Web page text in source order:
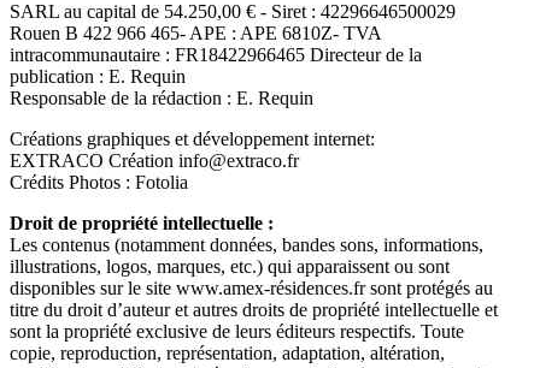
SARL au capital de 54.250,00 € - Siret : 42296646500029
Rouen B 422 966 465- APE : APE 6810Z- TVA
intracommunautaire : FR18422966465 Directeur de la
publication : E. Requin
Responsable de la rédaction : E. Requin
Créations graphiques et développement internet:
EXTRACO Création info@extraco.fr
Crédits Photos : Fotolia
Droit de propriété intellectuelle :
Les contenus (notamment données, bandes sons, informations,
illustrations, logos, marques, etc.) qui apparaissent ou sont
disponibles sur le site www.amex-résidences.fr sont protégés au
titre du droit d’auteur et autres droits de propriété intellectuelle et
sont la propriété exclusive de leurs éditeurs respectifs. Toute
copie, reproduction, représentation, adaptation, altération,